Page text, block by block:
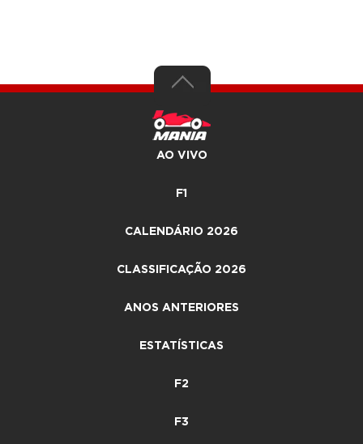
AO VIVO
F1
CALENDÁRIO 2026
CLASSIFICAÇÃO 2026
ANOS ANTERIORES
ESTATÍSTICAS
F2
F3